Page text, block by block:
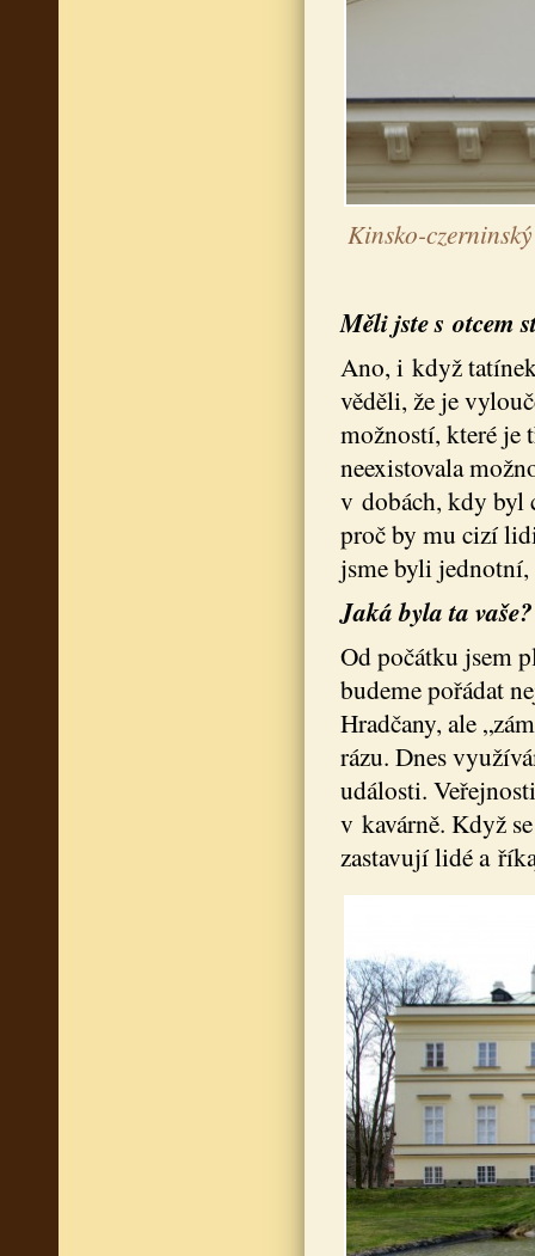
Kinsko-
Měli jste s otcem
Ano, i když
věděli, že je
možností, které je
neexistovala
v dobách, kdy byl
proč by mu cizí
jsme byli
Jaká byla ta vaše?
Od počátku jsem
budeme pořádat
Hradčany, ale
rázu. Dnes
události.
v kavárně. Když
zastavují lidé a